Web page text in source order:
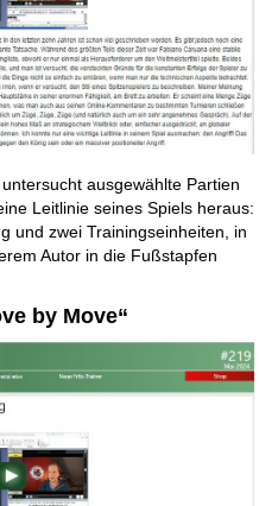
untersucht ausgewählte Partien
Leitlinie seines Spiels heraus:
und zwei Trainingseinheiten, in
Autor in die Fußstapfen
by Move“